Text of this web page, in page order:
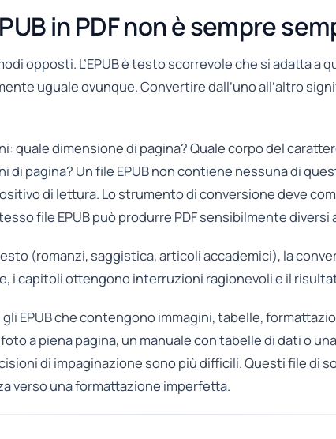
in PDF non è sempre
opposti. L’EPUB è testo scorrevole che si adatta a
uguale ovunque. Convertire dall’uno all’altro
quale dimensione di pagina? Quale corpo del
di pagina? Un file EPUB non contiene nessuna di
di lettura. Lo strumento di conversione deve
file EPUB può produrre PDF sensibilmente
(romanzi, saggistica, articoli accademici), la
i capitoli ottengono interruzioni ragionevoli e il
EPUB che contengono immagini, tabelle,
a piena pagina, un manuale con tabelle di dati o
di impaginazione sono più difficili. Questi file di
verso una formattazione imperfetta.